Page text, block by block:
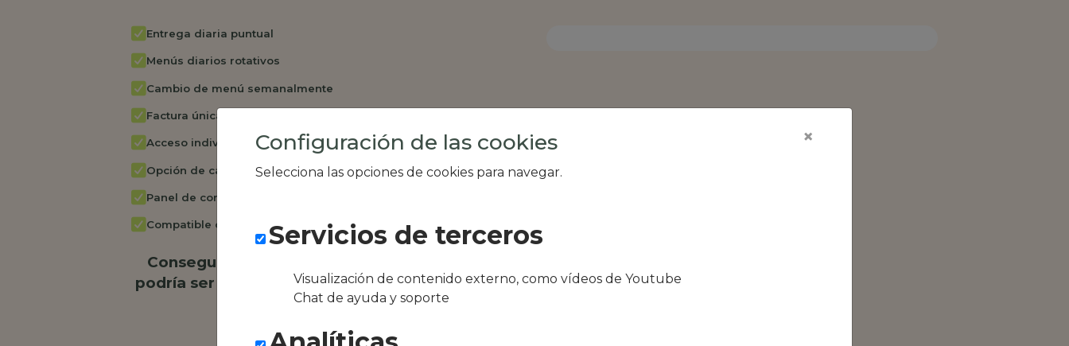
Entrega diaria puntual
Menús diarios rotativos
Cambio de menú semanalmente
Factura única
Acceso individual empleados
Opción de catering
Panel de control RR.HH
Compatible con equipos híbridos
Conseguimos la oferta local de tu zona, como
podría ser Restaurante el paraiso de almoharin o
El Descanso
Configuración de las cookies
Selecciona las opciones de cookies para navegar.
×
Servicios de terceros
Visualización de contenido externo, como vídeos de Youtube
Chat de ayuda y soporte